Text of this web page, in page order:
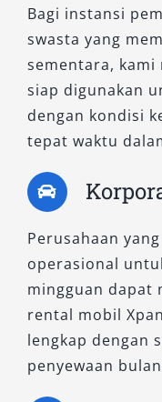
Untuk yang
dalam desain
terbaik.
premium dan
disempurnakan,
muda yang
dengan desain
Dengan pilihan
manual hingga
setiap pelanggan
berkendara
preferensi.
Bagi instansi
swasta yang
sementara, kami
siap digunakan
dengan kondisi
tepat waktu
Perusahaan
operasional
mingguan dapat
rental mobil
lengkap dengan
penyewaan